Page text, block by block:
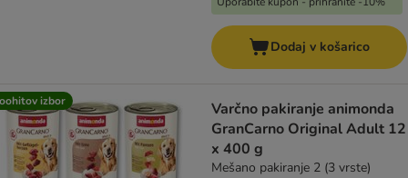
Dodaj v košarico
izbor
Varčno pakiranje animonda
GranCarno Original Adult 12
x 400 g
Mešano pakiranje 2 (3 vrste)